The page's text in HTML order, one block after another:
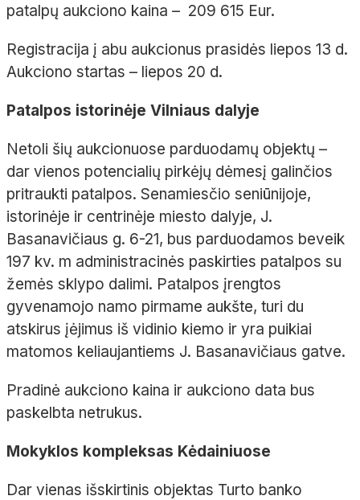
patalpų aukciono kaina – 209 615 Eur.
Registracija į abu aukcionus prasidės liepos 13 d.
Aukciono startas – liepos 20 d.
Patalpos istorinėje Vilniaus dalyje
Netoli šių aukcionuose parduodamų objektų –
dar vienos potencialių pirkėjų dėmesį galinčios
pritraukti patalpos. Senamiesčio seniūnijoje,
istorinėje ir centrinėje miesto dalyje, J.
Basanavičiaus g. 6-21, bus parduodamos beveik
197 kv. m administracinės paskirties patalpos su
žemės sklypo dalimi. Patalpos įrengtos
gyvenamojo namo pirmame aukšte, turi du
atskirus įėjimus iš vidinio kiemo ir yra puikiai
matomos keliaujantiems J. Basanavičiaus gatve.
Pradinė aukciono kaina ir aukciono data bus
paskelbta netrukus.
Mokyklos kompleksas Kėdainiuose
Dar vienas išskirtinis objektas Turto banko